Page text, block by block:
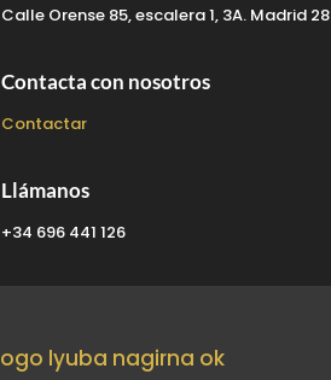
Calle Orense 85, escalera 1, 3A. Madrid
Contacta con nosotros
Contactar
Llámanos
+34 696 441 126